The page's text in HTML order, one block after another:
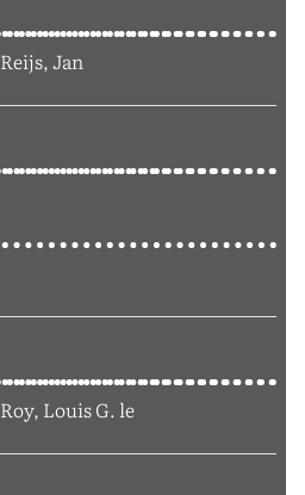
Reijs, Jan
Roy, Louis G. le